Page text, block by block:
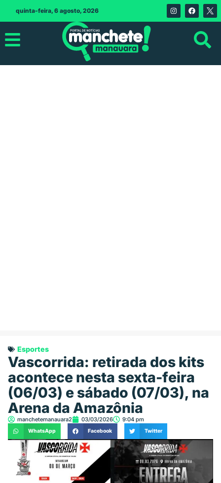
quinta-feira, 6 agosto, 2026
Esportes
Vascorrida: retirada dos kits
acontece nesta sexta-feira
(06/03) e sábado (07/03), na
Arena da Amazônia
manchetemanauara2 03/03/2026 9:04 pm
WhatsApp Facebook Twitter